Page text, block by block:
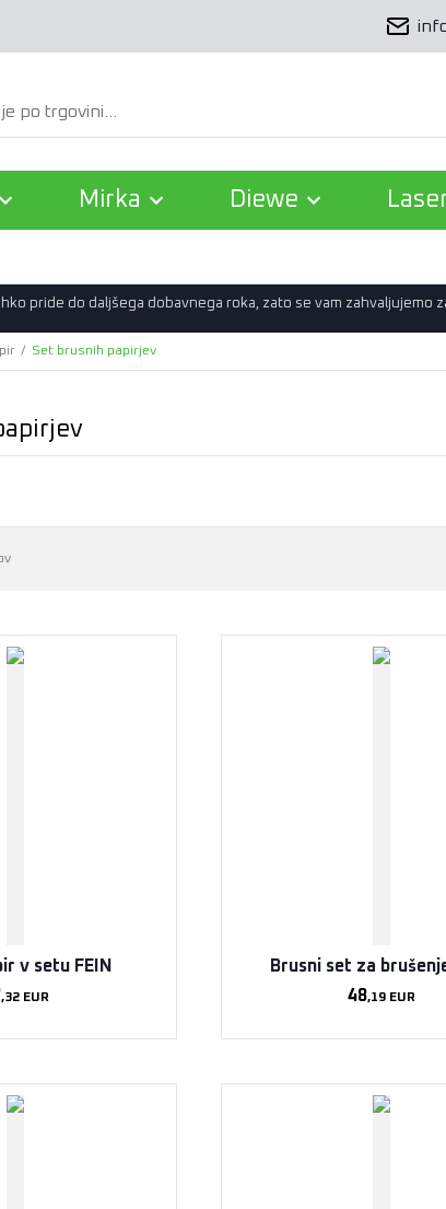
Išči
Mirka Diewe
pride do daljšega dobavnega roka, zato se vam zahvaljujemo
/ Set brusnih papirjev
v setu FEIN
,32 EUR
Brusni set za
48,19EUR